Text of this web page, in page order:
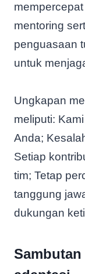
mentoring
penguasaan
untuk
Ungkapan
meliputi:
Anda;
Setiap
tim; Tetap
tanggung
dukungan